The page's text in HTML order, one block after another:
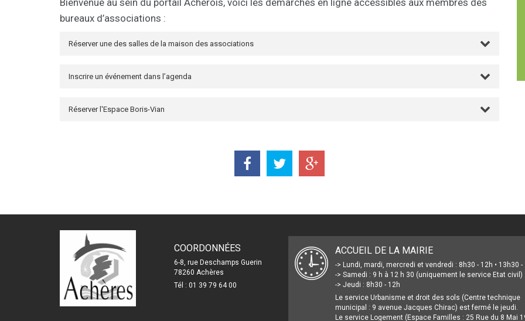
Bienvenue au sein du portail Achérois, voici les démarches en ligne accessibles aux membres des
bureaux d’associations :
Réserver une des salles de la maison des associations
Inscrire un événement dans l’agenda
Réserver l'Espace Boris-Vian
COORDONNÉES
6-8, rue Deschamps Guerin
78260 Achères
Tél : 01 39 79 64 00
ACCUEIL DE LA MAIRIE
-> Lundi, mardi, mercredi et vendredi : 8h30 - 12h • 13h30 -
-> Samedi : 9 h à 12 h 30 (uniquement le service Etat civil)
-> Jeudi : 8h30 - 12h
Le service Urbanisme et droit des sols (Centre technique
municipal : 9 avenue Jacques Chirac) est fermé le jeudi.
Le service Logement (Espace Familles : 25 Rue du 8 Mai